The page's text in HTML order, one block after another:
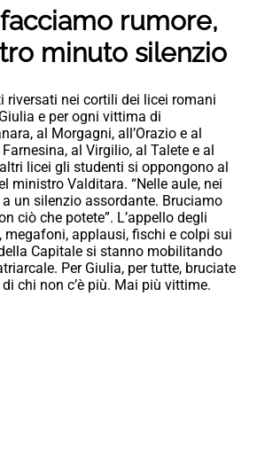
rumore,
minuto silenzio
riversati nei cortili dei licei romani
e per ogni vittima di
al Morgagni, all’Orazio e al
al Virgilio, al Talete e al
licei gli studenti si oppongono al
ministro Valditara. “Nelle aule, nei
un silenzio assordante. Bruciamo
ciò che potete”. L’appello degli
megafoni, applausi, fischi e colpi sui
Capitale si stanno mobilitando
Per Giulia, per tutte, bruciate
chi non c’è più. Mai più vittime.